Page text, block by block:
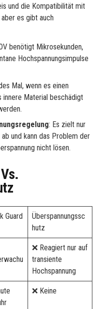
und die Kompatibilität mit
es gibt auch
benötigt Mikrosekunden,
Hochspannungsimpulse
Mal, wenn es einen
Material beschädigt
: Es zielt nur
und kann das Problem der
nicht lösen.
Guard
Überspannungssc
hutz
❌ Reagiert nur auf
transiente
Hochspannung
❌ Keine